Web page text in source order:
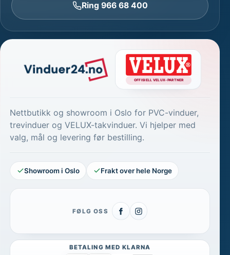
Ring 966 68 400
OFFISIELL VELUX-PARTNER
Nettbutikk og showroom i Oslo for PVC-vinduer,
trevinduer og VELUX-takvinduer. Vi hjelper med
valg, mål og levering før bestilling.
Showroom i Oslo Frakt over hele Norge
FØLG OSS
BETALING MED KLARNA